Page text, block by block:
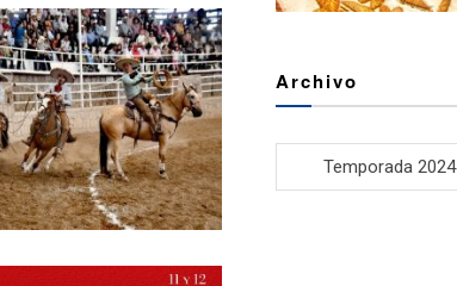
Archivo
Archivo
Temporada